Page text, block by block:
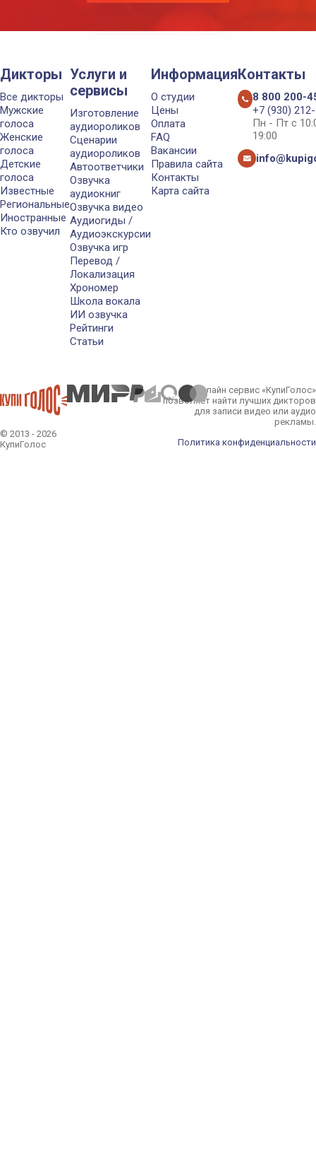
Дикторы
Все дикторы
Мужские
голоса
Женские
голоса
Детские
голоса
Известные
Региональные
Иностранные
Кто озвучил
Услуги и
сервисы
Изготовление
аудиороликов
Сценарии
аудиороликов
Автоответчики
Озвучка
аудиокниг
Озвучка видео
Аудиогиды /
Аудиоэкскурсии
Озвучка игр
Перевод /
Локализация
Хрономер
Школа вокала
ИИ озвучка
Рейтинги
Статьи
Информация
О студии
Цены
Оплата
FAQ
Вакансии
Правила сайта
Контакты
Карта сайта
Контакты
8 800 200-
+7 (930)
Пн - Пт с
19:00
© 2013 - 2026
КупиГолос
Онлайн сервис «КупиГолос»
позволяет найти лучших дикторов
для записи видео или аудио
рекламы.
Политика конфиденциальности